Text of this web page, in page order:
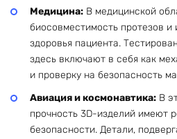
Медицина: В медицинской
биосовместимость протезов и
здоровья пациента.
здесь включают в себя как
и проверку на безопасность
Авиация и космонавтика: В
прочность 3D-изделий имеют
безопасности. Детали,